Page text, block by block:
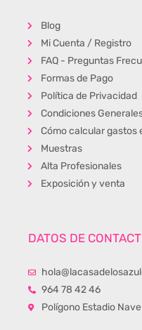
Blog
Mi Cuenta / Registro
FAQ - Preguntas
Formas de Pago
Política de Privacidad
Condiciones
Cómo calcular gastos
Muestras
Alta Profesionales
Exposición y venta
DATOS DE
964 78 42 46
Polígono Estadio